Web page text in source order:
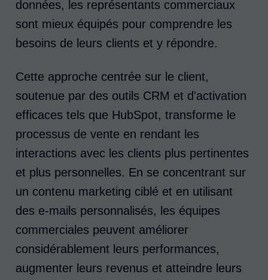
données, les représentants commerciaux
sont mieux équipés pour comprendre les
besoins de leurs clients et y répondre.
Cette approche centrée sur le client,
soutenue par des outils CRM et d'activation
efficaces tels que HubSpot, transforme le
processus de vente en rendant les
interactions avec les clients plus pertinentes
et plus personnelles. En se concentrant sur
un contenu marketing ciblé et en utilisant
des e-mails personnalisés, les équipes
commerciales peuvent améliorer
considérablement leurs performances,
augmenter leurs revenus et atteindre leurs